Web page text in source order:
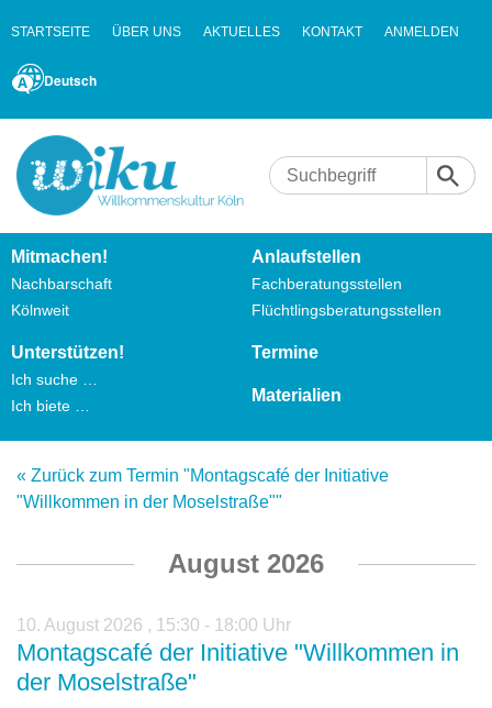
STARTSEITE ÜBER UNS AKTUELLES KONTAKT ANMELDEN
Deutsch
Mitmachen!
Nachbarschaft
Kölnweit
Anlaufstellen
Fachberatungsstellen
Flüchtlingsberatungsstellen
Unterstützen!
Ich suche …
Ich biete …
Termine
Materialien
« Zurück zum Termin "Montagscafé der Initiative
"Willkommen in der Moselstraße""
August 2026
10. August 2026 , 15:30 - 18:00 Uhr
Montagscafé der Initiative "Willkommen in
der Moselstraße"